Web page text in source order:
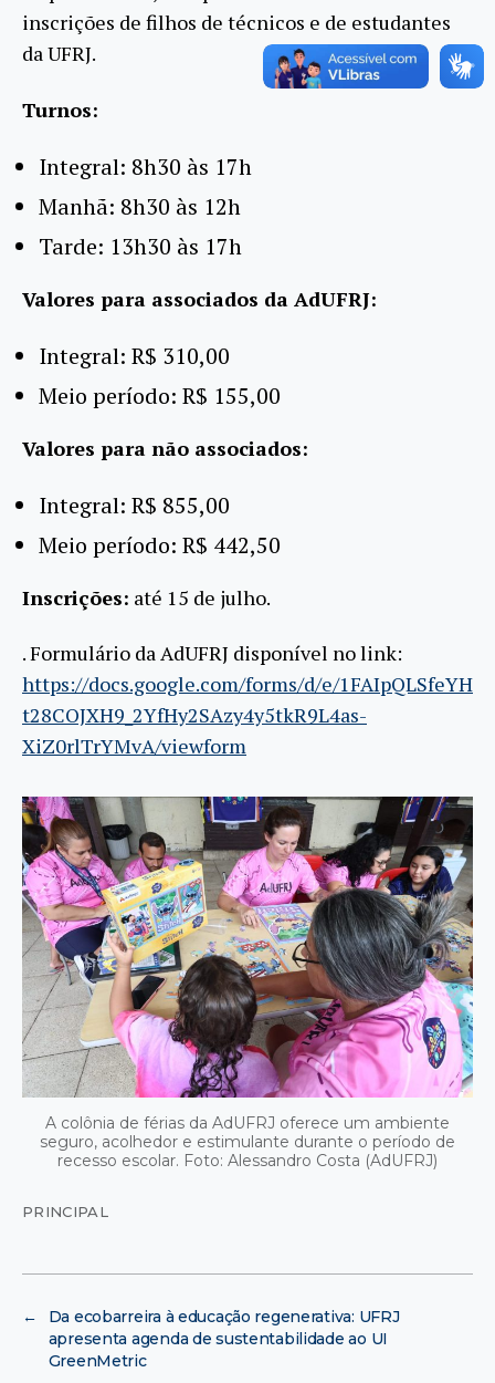
inscrições de filhos de técnicos e de estudantes
da UFRJ.
Turnos:
Integral: 8h30 às 17h
Manhã: 8h30 às 12h
Tarde: 13h30 às 17h
Valores para associados da AdUFRJ:
Integral: R$ 310,00
Meio período: R$ 155,00
Valores para não associados:
Integral: R$ 855,00
Meio período: R$ 442,50
Inscrições: até 15 de julho.
. Formulário da AdUFRJ disponível no link:
https://docs.google.com/forms/d/e/1FAIpQLSfeYH
t28COJXH9_2YfHy2SAzy4y5tkR9L4as-
XiZ0rlTrYMvA/viewform
A colônia de férias da AdUFRJ oferece um ambiente
seguro, acolhedor e estimulante durante o período de
recesso escolar. Foto: Alessandro Costa (AdUFRJ)
PRINCIPAL
←
Da ecobarreira à educação regenerativa: UFRJ
apresenta agenda de sustentabilidade ao UI
GreenMetric